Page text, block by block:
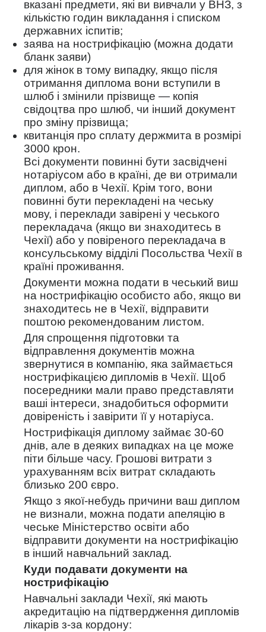
вказані предмети, які ви вивчали у ВНЗ, з
кількістю годин викладання і списком
державних іспитів;
заява на нострифікацію (можна додати
бланк заяви)
для жінок в тому випадку, якщо після
отримання диплома вони вступили в
шлюб і змінили прізвище — копія
свідоцтва про шлюб, чи інший документ
про зміну прізвища;
квитанція про сплату держмита в розмірі
3000 крон.
Всі документи повинні бути засвідчені
нотаріусом або в країні, де ви отримали
диплом, або в Чехії. Крім того, вони
повинні бути перекладені на чеську
мову, і переклади завірені у чеського
перекладача (якщо ви знаходитесь в
Чехії) або у повіреного перекладача в
консульському відділі Посольства Чехії в
країні проживання.
Документи можна подати в чеський виш
на нострифікацію особисто або, якщо ви
знаходитесь не в Чехії, відправити
поштою рекомендованим листом.
Для спрощення підготовки та
відправлення документів можна
звернутися в компанію, яка займається
нострифікацією дипломів в Чехії. Щоб
посередники мали право представляти
ваші інтереси, знадобиться оформити
довіреність і завірити її у нотаріуса.
Нострифікація диплому займає 30-60
днів, але в деяких випадках на це може
піти більше часу. Грошові витрати з
урахуванням всіх витрат складають
близько 200 євро.
Якщо з якої-небудь причини ваш диплом
не визнали, можна подати апеляцію в
чеське Міністерство освіти або
відправити документи на нострифікацію
в інший навчальний заклад.
Куди подавати документи на
нострифікацію
Навчальні заклади Чехії, які мають
акредитацію на підтвердження дипломів
лікарів з-за кордону: